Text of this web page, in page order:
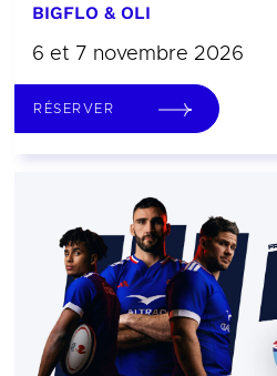
BIGFLO & OLI
6 et 7 novembre 2026
RÉSERVER